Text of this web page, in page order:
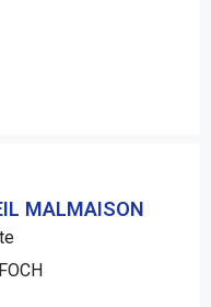
MALMAISON